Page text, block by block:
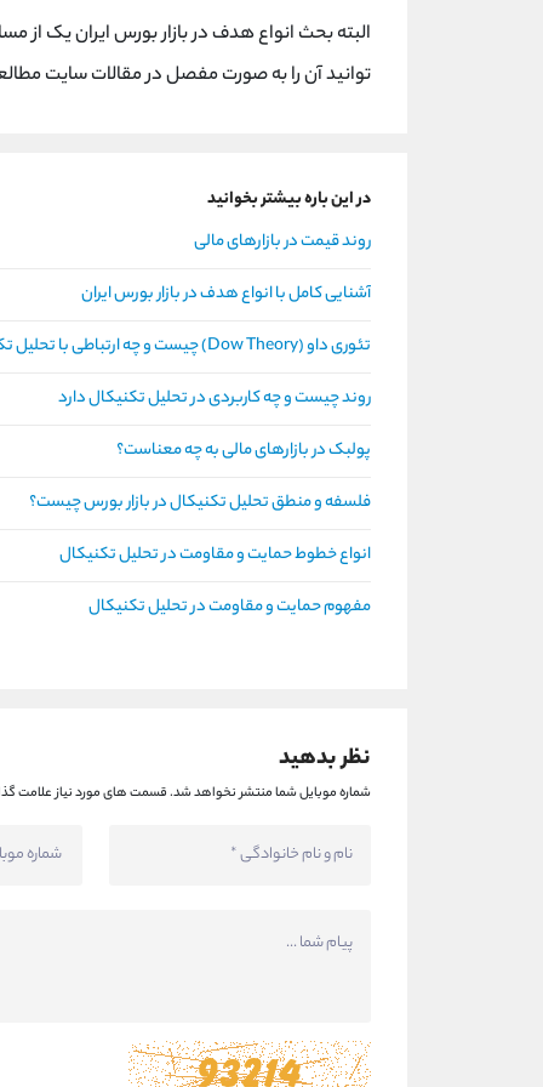
البته بحث انواع هدف در بازار بورس ایران یک از
توانید آن را به صورت مفصل در مقالات سایت
در این باره بیشتر بخوانید
روند قیمت در بازارهای مالی
آشنایی کامل با انواع هدف در بازار بورس ایران
تئوری داو (Dow Theory) چیست و چه ارتباطی با تحلیل تکنیکال دارد؟
روند چیست و چه کاربردی در تحلیل تکنیکال دارد
پولبک در بازارهای مالی به چه معناست؟
فلسفه و منطق تحلیل تکنیکال در بازار بورس چیست؟
انواع خطوط حمایت و مقاومت در تحلیل تکنیکال
مفهوم حمایت و مقاومت در تحلیل تکنیکال
نظر بدهید
شماره موبایل شما منتشر نخواهد شد.قسمت های مورد نیاز علامت